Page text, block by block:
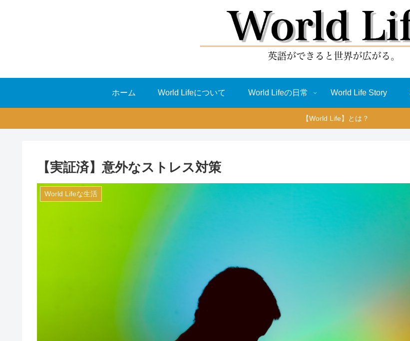
ホーム World Lifeについて World Lifeの日常 World Life Story
【World Life】とは？
【実証済】意外なストレス対策
World Lifeな生活